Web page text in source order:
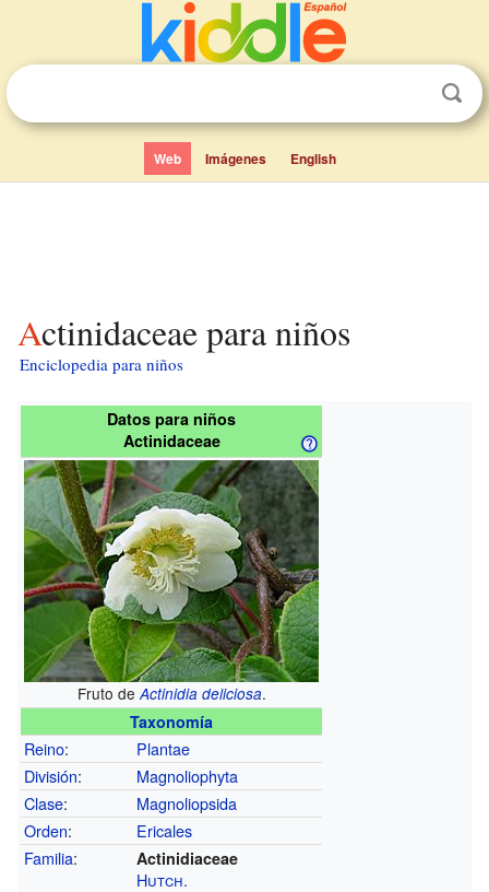
Web Imágenes English
Actinidaceae para niños
Enciclopedia para niños
Datos para niños
Actinidaceae
Fruto de Actinidia deliciosa.
Taxonomía
Reino:
Plantae
División:
Magnoliophyta
Clase:
Magnoliopsida
Orden:
Ericales
Familia: Actinidiaceae
Hutch.